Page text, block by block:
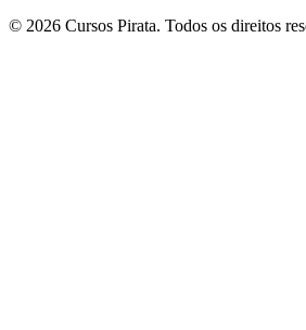
© 2026 Cursos Pirata. Todos os direitos